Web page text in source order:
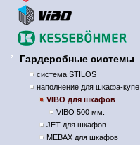
Гардеробные системы
система STILOS
наполнение для шкафа-купе
VIBO для шкафов
VIBO 500 мм.
JET для шкафов
MEBAX для шкафов